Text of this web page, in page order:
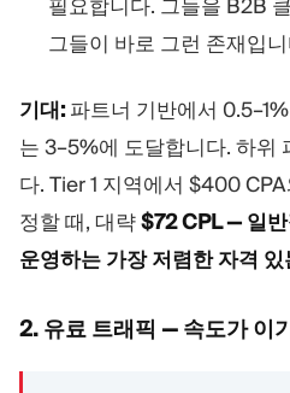
필요합니다. 그들을 B2B
그들이 바로 그런 존재입
기대:파트너 기반에서
는 3–5%에 도달합니다. 하위
다. Tier 1 지역에서 $400
정할 때, 대략$72 CPL — 일
운영하는 가장 저렴한 자격
2. 유료 트래픽 — 속도가 이